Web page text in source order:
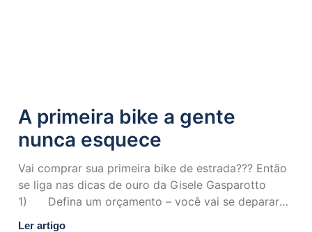
A primeira bike a gente
nunca esquece
Vai comprar sua primeira bike de estrada??? Então
se liga nas dicas de ouro da Gisele Gasparotto
1) Defina um orçamento – você vai se deparar
Ler artigo